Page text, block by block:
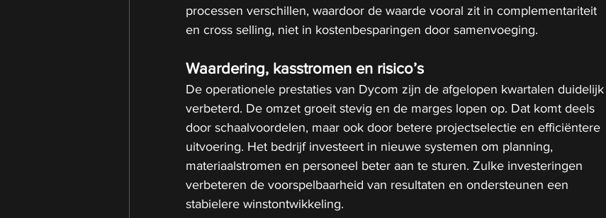
processen verschillen, waardoor de waarde vooral zit in complementariteit
en cross selling, niet in kostenbesparingen door samenvoeging.
Waardering, kasstromen en risico’s
De operationele prestaties van Dycom zijn de afgelopen kwartalen duidelijk
verbeterd. De omzet groeit stevig en de marges lopen op. Dat komt deels
door schaalvoordelen, maar ook door betere projectselectie en efficiëntere
uitvoering. Het bedrijf investeert in nieuwe systemen om planning,
materiaalstromen en personeel beter aan te sturen. Zulke investeringen
verbeteren de voorspelbaarheid van resultaten en ondersteunen een
stabielere winstontwikkeling.